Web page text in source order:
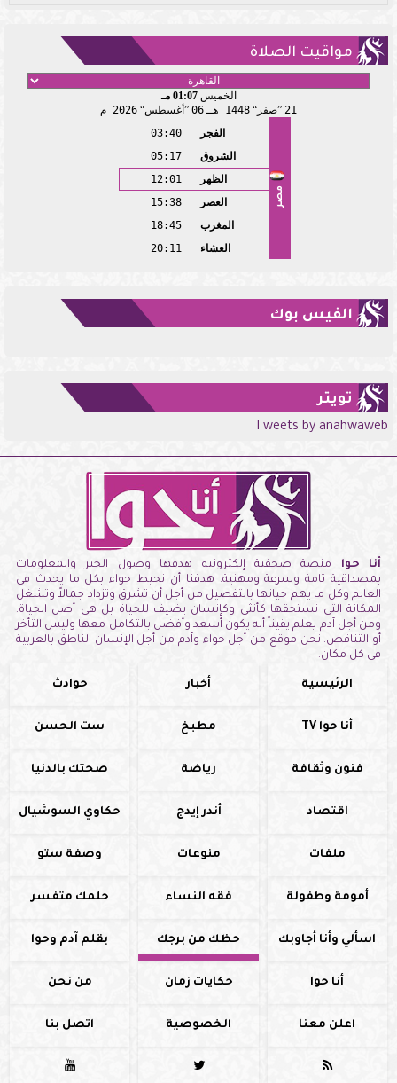
مواقيت الصلاة
الخميس01:07 مـ
21 صفر 1448 هـ 06 أغسطس 2026 م
مصر
الفجر
03:40
الشروق
05:17
الظهر
12:01
العصر
15:38
المغرب
18:45
العشاء
20:11
الفيس بوك
تويتر
Tweets by anahwaweb
أنا حوا منصة صحفية إلكترونيه هدفها وصول الخبر والمعلومات
بمصداقية تامة وسرعة ومهنية. هدفنا أن نحيط حواء بكل ما يحدث فى
العالم وكل ما يهم حياتها بالتفصيل من أجل أن تشرق وتزداد جمالاً وتشغل
المكانة التى تستحقها كأنثى وكإنسان يضيف للحياة بل هى أصل الحياة.
ومن أجل آدم يعلم يقيناً أنه يكون أسعد وأفضل بالتكامل معها وليس التأخر
أو التناقض. نحن موقع من أجل حواء وآدم من أجل الإنسان الناطق بالعربية
فى كل مكان.
الرئيسية أخبار حوادث
أنا حوا TV مطبخ ست الحسن
فنون وثقافة رياضة صحتك بالدنيا
اقتصاد أندر إيدج حكاوي السوشيال
ملفات منوعات وصفة ستو
أمومة وطفولة فقه النساء حلمك متفسر
اسألي وأنا أجاوبك حظك من برجك بقلم آدم وحوا
أنا حوا حكايات زمان من نحن
اعلن معنا الخصوصية اتصل بنا


